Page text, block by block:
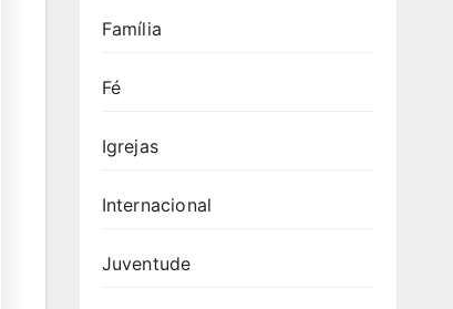
Família
Fé
Igrejas
Internacional
Juventude